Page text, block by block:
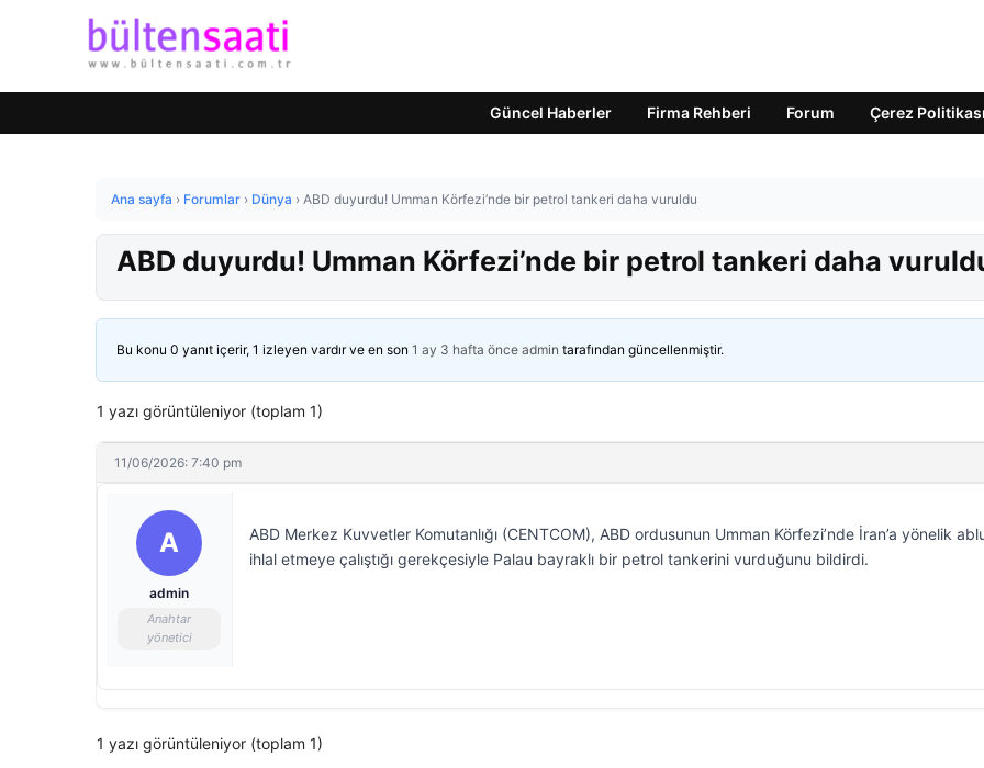
Güncel Haberler Firma Rehberi Forum Çerez Politikası
Ana sayfa › Forumlar › Dünya › ABD duyurdu! Umman Körfezi’nde bir petrol tankeri daha vuruldu
ABD duyurdu! Umman Körfezi’nde bir petrol tankeri daha
Bu konu 0 yanıt içerir, 1 izleyen vardır ve en son 1 ay 3 hafta önce admin tarafından güncellenmiştir.
1 yazı görüntüleniyor (toplam 1)
11/06/2026: 7:40 pm
A
admin
Anahtar
yönetici
ABD Merkez Kuvvetler Komutanlığı (CENTCOM), ABD ordusunun Umman Körfezi’nde İran’a yönelik
ihlal etmeye çalıştığı gerekçesiyle Palau bayraklı bir petrol tankerini vurduğunu bildirdi.
1 yazı görüntüleniyor (toplam 1)